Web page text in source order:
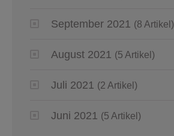
September 2021 (8 Artikel)
August 2021 (5 Artikel)
Juli 2021 (2 Artikel)
Juni 2021 (5 Artikel)